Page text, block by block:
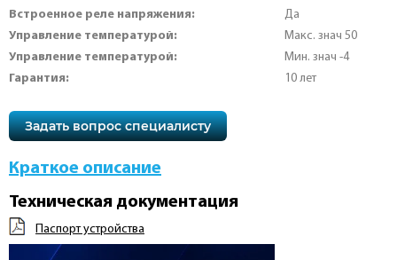
Встроенное реле напряжения: Да
Управление температурой: Макс. знач 50
Управление температурой: Мин. знач -4
Гарантия: 10 лет
Задать вопрос специалисту
Краткое описание
Техническая документация
Паспорт устройства